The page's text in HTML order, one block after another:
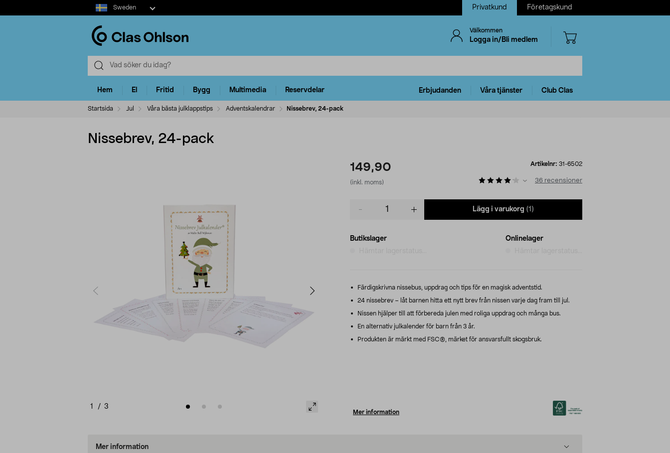
Select
market
Sweden Privatkund Företagskund
Välkommen
Logga in/Bli medlem
Hem El Fritid Bygg Multimedia Reservdelar Erbjudanden Våra tjänster Club Clas
Startsida Jul Våra bästa julklappstips Adventskalendrar Nissebrev, 24-pack
Nissebrev, 24-pack
1 / 3
149,90
(inkl. moms)
Artikelnr: 31-6502
36 recensioner
Lägg i varukorg (1)
Butikslager
Onlinelager
Färdigskrivna nissebus, uppdrag och tips för en magisk adventstid.
24 nissebrev – låt barnen hitta ett nytt brev från nissen varje dag fram till jul.
Nissen hjälper till att förbereda julen med roliga uppdrag och många bus.
En alternativ julkalender för barn från 3 år.
Produkten är märkt med FSC®, märket för ansvarsfullt skogsbruk.
Mer information
Mer information